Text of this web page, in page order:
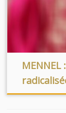
MENNEL